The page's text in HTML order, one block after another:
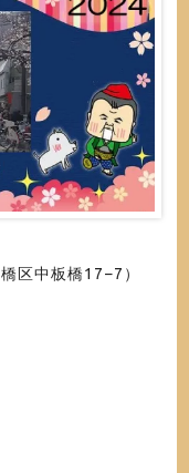
区中板橋17−7）